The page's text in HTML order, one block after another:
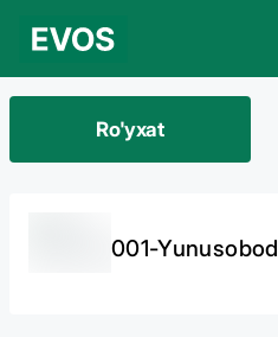
Ro'yxat
001-Yunusobod